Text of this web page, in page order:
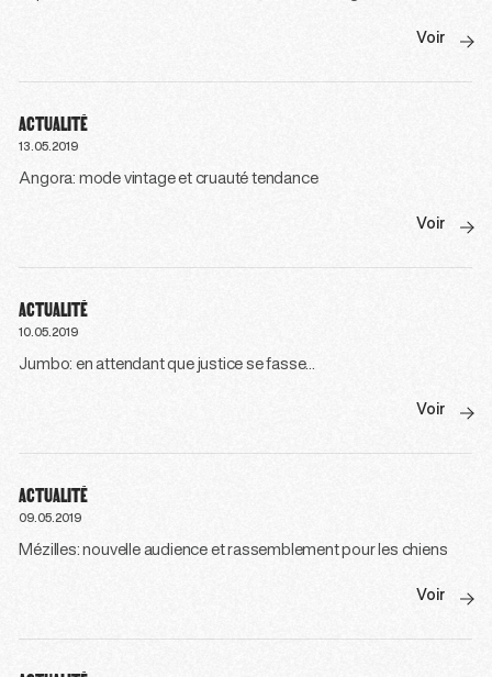
Voir
ACTUALITÉ
13.05.2019
Angora: mode vintage et cruauté tendance
Voir
ACTUALITÉ
10.05.2019
Jumbo: en attendant que justice se fasse…
Voir
ACTUALITÉ
09.05.2019
Mézilles: nouvelle audience et rassemblement pour les chiens
Voir